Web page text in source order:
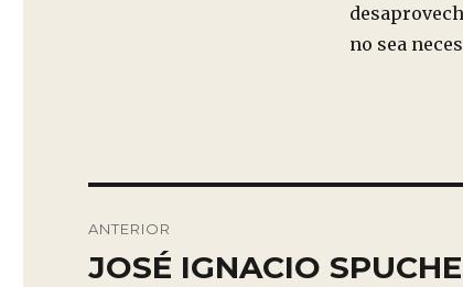
no sea
de
ANTERIOR
Entrada
JOSÉ IGNACIO